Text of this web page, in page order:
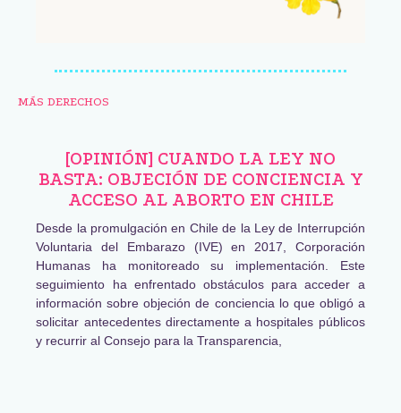
MÁS DERECHOS
[OPINIÓN] CUANDO LA LEY NO
BASTA: OBJECIÓN DE CONCIENCIA Y
ACCESO AL ABORTO EN CHILE
Desde la promulgación en Chile de la Ley de Interrupción
Voluntaria del Embarazo (IVE) en 2017, Corporación
Humanas ha monitoreado su implementación. Este
seguimiento ha enfrentado obstáculos para acceder a
información sobre objeción de conciencia lo que obligó a
solicitar antecedentes directamente a hospitales públicos
y recurrir al Consejo para la Transparencia,